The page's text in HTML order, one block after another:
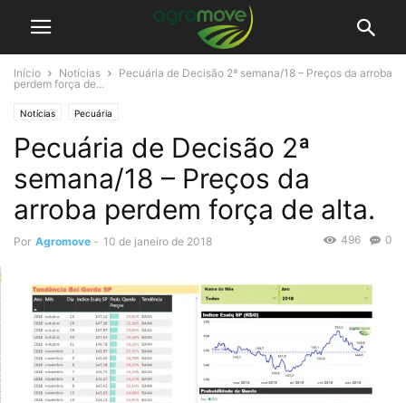
Início Notícias
Pecuária de Decisão 2ª semana/18 – Preços da arroba
perdem força de...
Notícias Pecuária
Pecuária de Decisão 2ª
semana/18 – Preços da
arroba perdem força de alta.
Por Agromove - 10 de janeiro de 2018 0
496